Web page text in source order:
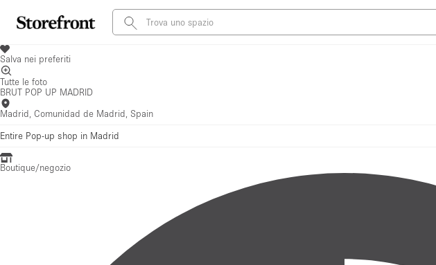
Salva nei preferiti
Tutte le foto
BRUT POP UP MADRID
Madrid, Comunidad de Madrid, Spain
Entire Pop-up shop in Madrid
Boutique/negozio